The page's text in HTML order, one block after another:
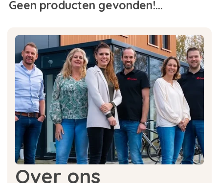
Geen producten gevonden!...
Over ons